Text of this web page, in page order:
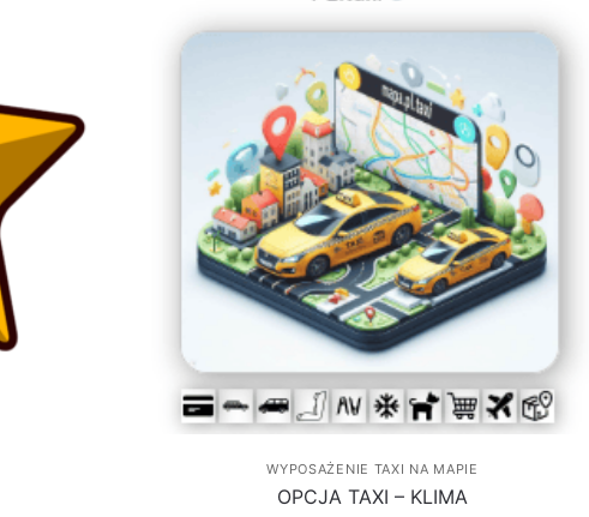
WYPOSAŻENIE TAXI NA MAPIE
OPCJA TAXI – KLIMA